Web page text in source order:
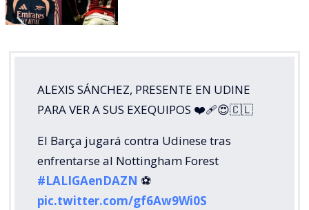
ALEXIS SÁNCHEZ, PRESENTE EN UDINE
PARA VER A SUS EXEQUIPOS ❤️‍🩹😍🇨🇱
El Barça jugará contra Udinese tras
enfrentarse al Nottingham Forest
#LALIGAenDAZN ⚽️
pic.twitter.com/gf6Aw9Wi0S